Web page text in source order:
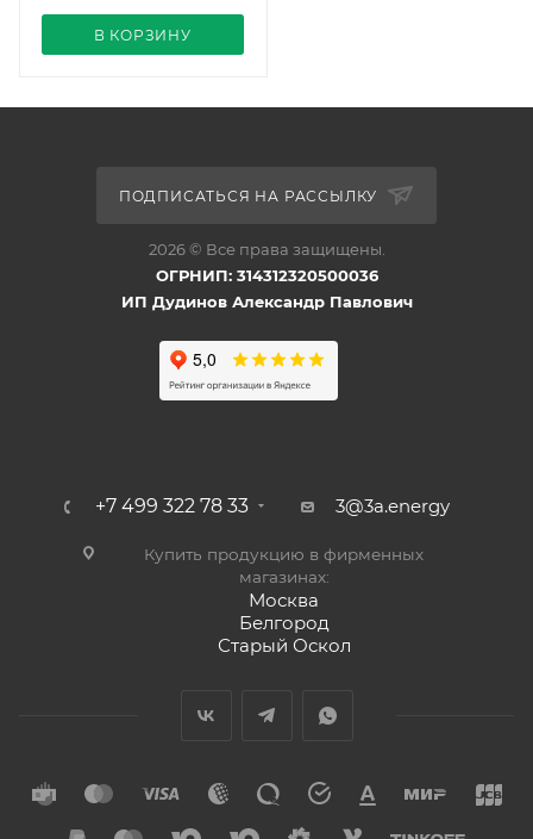
В КОРЗИНУ
ПОДПИСАТЬСЯ НА РАССЫЛКУ
2026 © Все права защищены.
ОГРНИП: 314312320500036
ИП Дудинов Александр Павлович
+7 499 322 78 33 3@3a.energy
Купить продукцию в фирменных
магазинах:
Москва
Белгород
Старый Оскол